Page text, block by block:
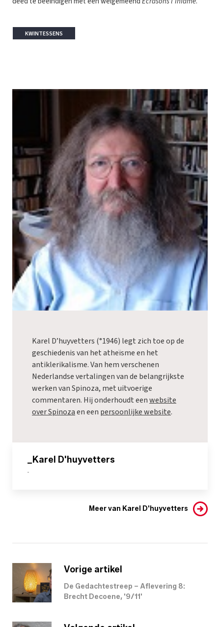
KWINTESSENS
Karel D’huyvetters (°1946) legt zich toe op de
geschiedenis van het atheïsme en het
antiklerikalisme. Van hem verschenen
Nederlandse vertalingen van de belangrijkste
werken van Spinoza, met uitvoerige
commentaren. Hij onderhoudt eenwebsite
over Spinozaen een persoonlijke website.
_Karel D'huyvetters
-
Meer van Karel D'huyvetters
Vorige artikel
De Gedachtestreep – Aflevering 8:
Brecht Decoene, '9/11'